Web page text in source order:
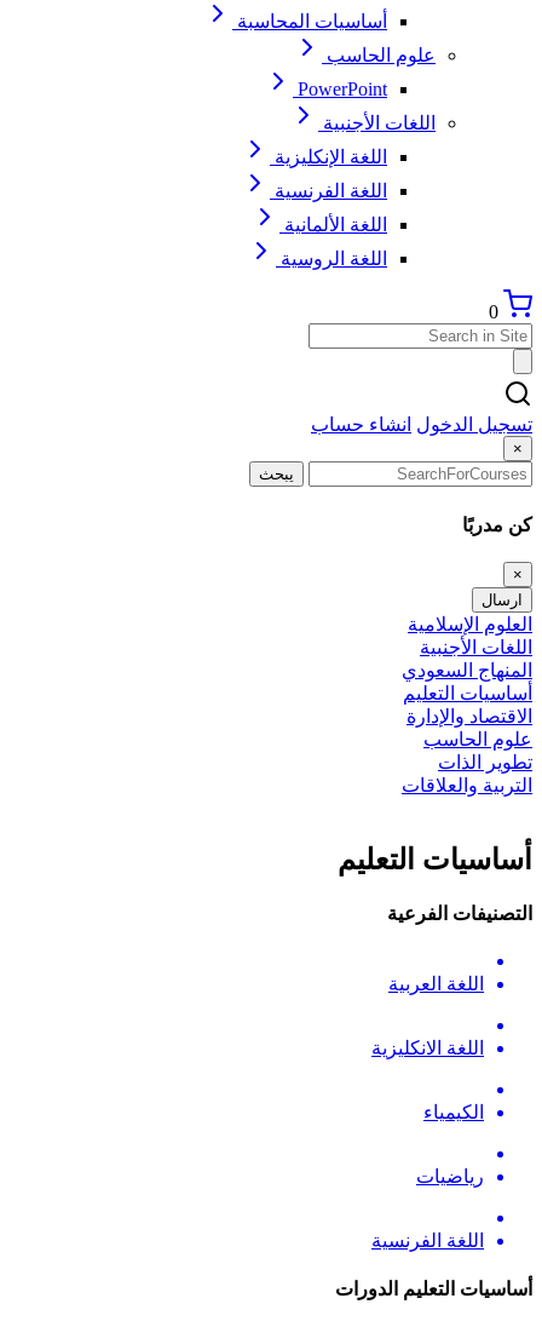
أساسيات المحاسبة
علوم الحاسب
PowerPoint
اللغات الأجنبية
اللغة الإنكليزية
اللغة الفرنسية
اللغة الألمانية
اللغة الروسية
0
تسجيل الدخول انشاء حساب
×
يبحث
كن مدربًا
×
ارسال
العلوم الإسلامية
اللغات الأجنبية
المنهاج السعودي
أساسيات التعليم
الاقتصاد والإدارة
علوم الحاسب
تطوير الذات
التربية والعلاقات
أساسيات التعليم
التصنيفات الفرعية
اللغة العربية
اللغة الانكليزية
الكيمياء
رياضيات
اللغة الفرنسية
أساسيات التعليم الدورات